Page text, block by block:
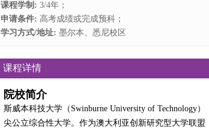
课程学制: 3/4年；
申请条件: 高考成绩或完成预科；
学习方式/地址: 墨尔本、悉尼校区
课程详情
院校简介
斯威本科技大学（Swinburne University of Technology
尖公立综合性大学。作为澳大利亚创新研究型大学联